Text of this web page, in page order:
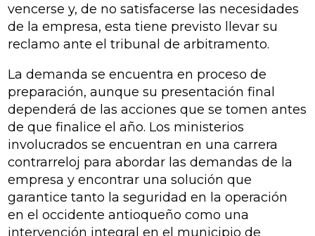
vencerse y, de no satisfacerse las necesidades
de la empresa, esta tiene previsto llevar su
reclamo ante el tribunal de arbitramento.
La demanda se encuentra en proceso de
preparación, aunque su presentación final
dependerá de las acciones que se tomen antes
de que finalice el año. Los ministerios
involucrados se encuentran en una carrera
contrarreloj para abordar las demandas de la
empresa y encontrar una solución que
garantice tanto la seguridad en la operación
en el occidente antioqueño como una
intervención integral en el municipio de